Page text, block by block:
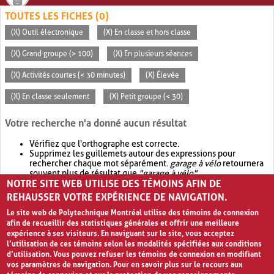
TOUTES LES FICHES (0)
(X) Outil électronique (X) En classe et hors classe
(X) Grand groupe (> 100) (X) En plusieurs séances
(X) Activités courtes (< 30 minutes) (X) Élevée
(X) En classe seulement (X) Petit groupe (< 30)
Votre recherche n'a donné aucun résultat
Vérifiez que l'orthographe est correcte.
Supprimez les guillemets autour des expressions pour
rechercher chaque mot séparément. garage à véloretournera
souvent plus de résultat que"garage à vélo".
Envisagez d'élargir votre recherche avec OR.garage OR vélo
retournera souvent plus de résultat quegarage à vélo
NOTRE SITE WEB UTILISE DES TÉMOINS AFIN DE
REHAUSSER VOTRE EXPÉRIENCE DE NAVIGATION.
Le site web de Polytechnique Montréal utilise des témoins de connexion
afin de recueillir des statistiques générales et offrir une meilleure
expérience à ses visiteurs. En naviguant sur le site, vous acceptez
l’utilisation de ces témoins selon les modalités spécifiées aux conditions
d’utilisation. Vous pouvez refuser les témoins de connexion en modifiant
vos paramètres de navigation. Pour en savoir plus sur le recours aux